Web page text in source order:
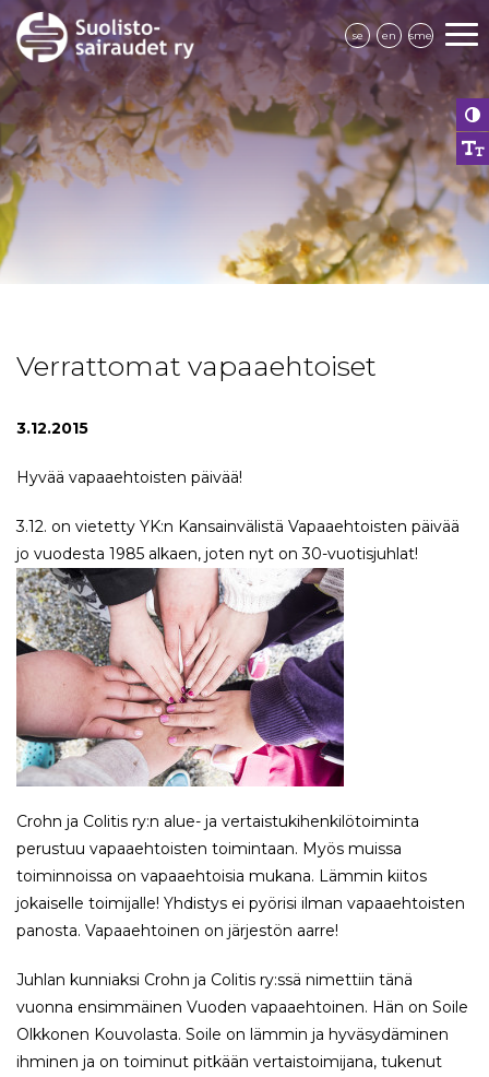
se en sme
Verrattomat vapaaehtoiset
3.12.2015
Hyvää vapaaehtoisten päivää!
3.12. on vietetty YK:n Kansainvälistä Vapaaehtoisten päivää
jo vuodesta 1985 alkaen, joten nyt on 30-vuotisjuhlat!
Crohn ja Colitis ry:n alue- ja vertaistukihenkilötoiminta
perustuu vapaaehtoisten toimintaan. Myös muissa
toiminnoissa on vapaaehtoisia mukana. Lämmin kiitos
jokaiselle toimijalle! Yhdistys ei pyörisi ilman vapaaehtoisten
panosta. Vapaaehtoinen on järjestön aarre!
Juhlan kunniaksi Crohn ja Colitis ry:ssä nimettiin tänä
vuonna ensimmäinen Vuoden vapaaehtoinen. Hän on Soile
Olkkonen Kouvolasta. Soile on lämmin ja hyväsydäminen
ihminen ja on toiminut pitkään vertaistoimijana, tukenut